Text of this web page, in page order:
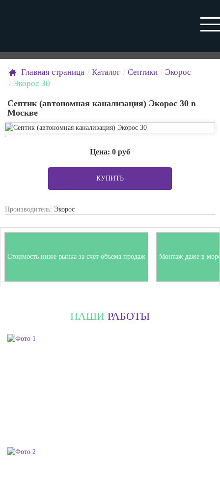
Главная страница Каталог Септики
Экорос
Экорос 30
Септик (автономная канализация) Экорос 30 в
Москве
Цена: 0 руб
КУПИТЬ
Производитель: Экорос
Стоимость ниже рынка за счет объема продаж Монтаж даже в
НАШИ РАБОТЫ